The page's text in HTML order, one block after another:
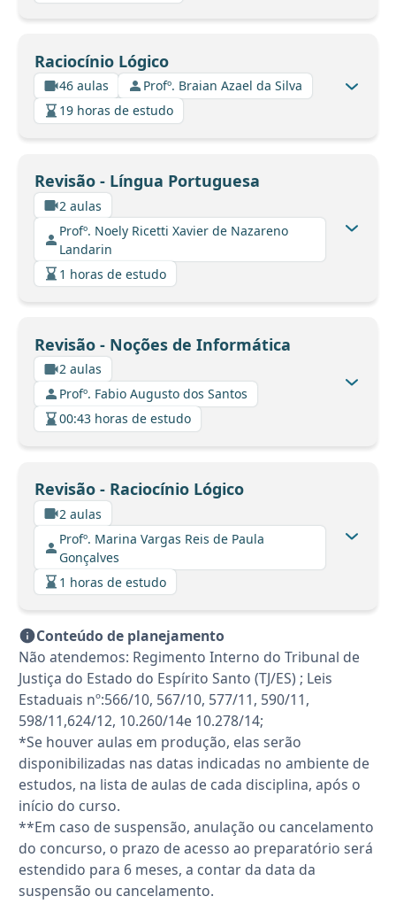
Raciocínio Lógico
46 aulas
Profº. Braian Azael da Silva
19 horas de estudo
Revisão - Língua Portuguesa
2 aulas
Profº. Noely Ricetti Xavier de Nazareno
Landarin
1 horas de estudo
Revisão - Noções de Informática
2 aulas
Profº. Fabio Augusto dos Santos
00:43 horas de estudo
Revisão - Raciocínio Lógico
2 aulas
Profº. Marina Vargas Reis de Paula
Gonçalves
1 horas de estudo
Conteúdo de planejamento
Não atendemos: Regimento Interno do Tribunal de
Justiça do Estado do Espírito Santo (TJ/ES) ; Leis
Estaduais nº:566/10, 567/10, 577/11, 590/11,
598/11,624/12, 10.260/14e 10.278/14;
*Se houver aulas em produção, elas serão
disponibilizadas nas datas indicadas no ambiente de
estudos, na lista de aulas de cada disciplina, após o
início do curso.
**Em caso de suspensão, anulação ou cancelamento
do concurso, o prazo de acesso ao preparatório será
estendido para 6 meses, a contar da data da
suspensão ou cancelamento.